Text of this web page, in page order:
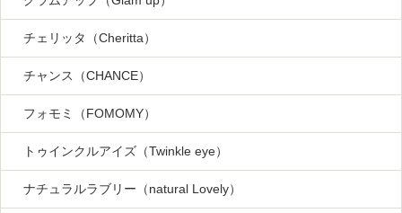
チェリッタ（Cheritta）
チャンス（CHANCE）
フォモミ（FOMOMY）
トゥインクルアイズ（Twinkle eye）
ナチュラルラブリー（natural Lovely）